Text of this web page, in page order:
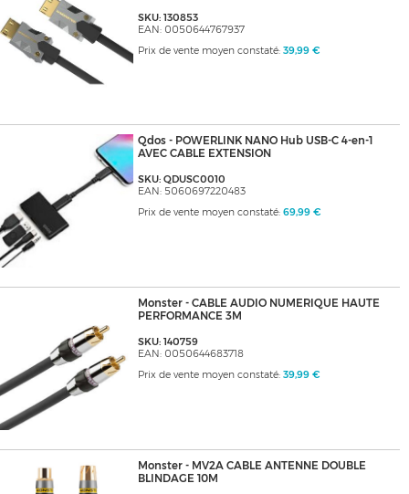
SKU: 130853
EAN: 0050644767937
Prix de vente moyen constaté: 39,99 €
Qdos - POWERLINK NANO Hub USB-C 4-en-1
AVEC CABLE EXTENSION
SKU: QDUSC0010
EAN: 5060697220483
Prix de vente moyen constaté: 69,99 €
Monster - CABLE AUDIO NUMERIQUE HAUTE
PERFORMANCE 3M
SKU: 140759
EAN: 0050644683718
Prix de vente moyen constaté: 39,99 €
Monster - MV2A CABLE ANTENNE DOUBLE
BLINDAGE 10M